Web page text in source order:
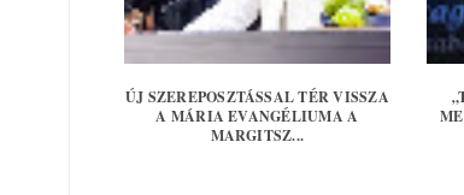
ÚJ SZEREPOSZTÁSSAL TÉR VISSZA
A MÁRIA EVANGÉLIUMA A
MARGITSZ...